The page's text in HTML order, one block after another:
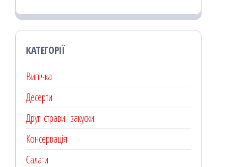
КАТЕГОРІЇ
Випічка
Десерти
Другі страви і закуски
Консервація
Салати